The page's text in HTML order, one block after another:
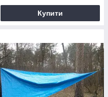
Купити